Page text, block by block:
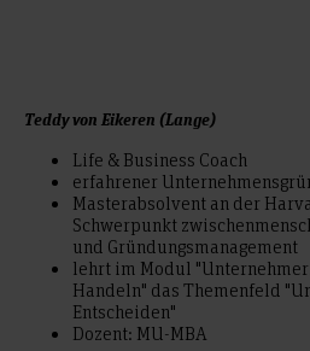
Teddy von Eikeren (Lange)
Life & Business Coach
erfahrener
Masterabsolvent an der
Schwerpunkt
und Gründungsmanagement
lehrt im Modul
Handeln" das Themenfeld
Entscheiden"
Dozent: MU-MBA